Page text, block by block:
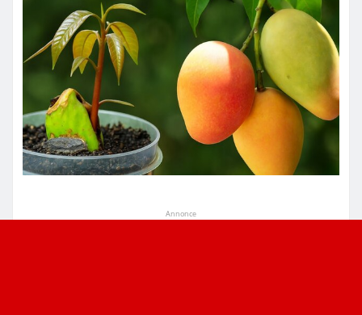
Annonce